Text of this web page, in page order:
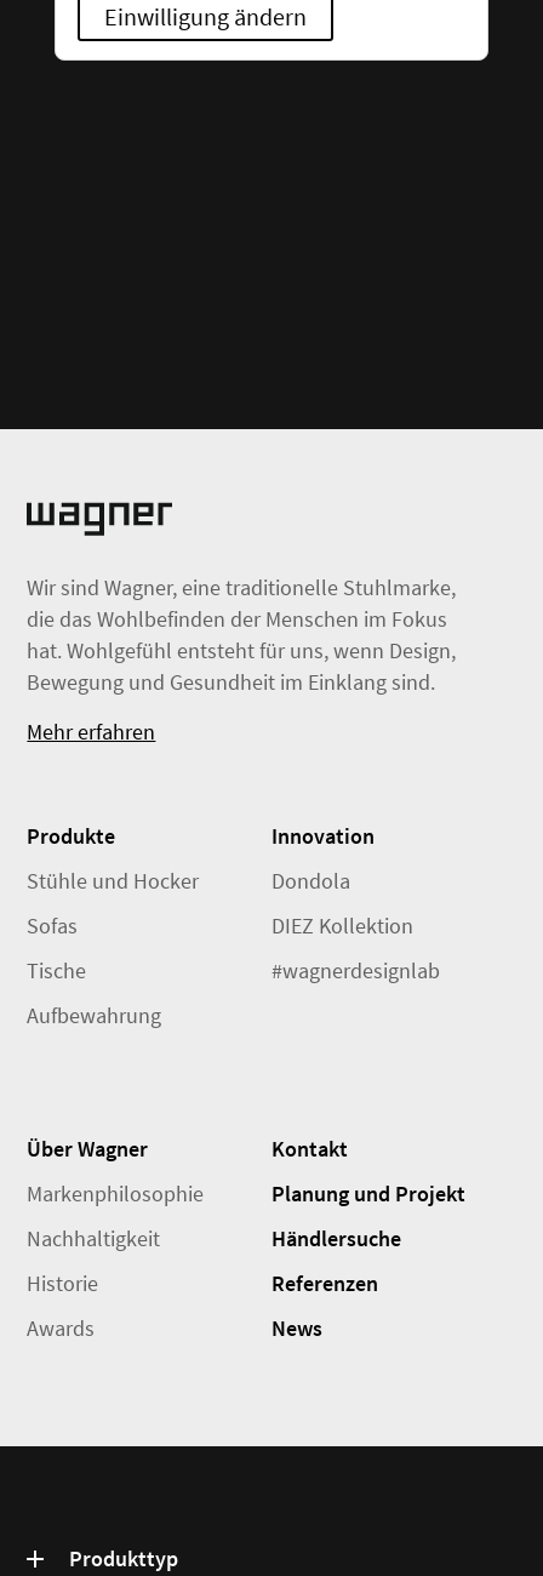
Einwilligung ändern
Wir sind Wagner, eine traditionelle Stuhlmarke,
die das Wohlbefinden der Menschen im Fokus
hat. Wohlgefühl entsteht für uns, wenn Design,
Bewegung und Gesundheit im Einklang sind.
Mehr erfahren
Produkte
Stühle und Hocker
Sofas
Tische
Aufbewahrung
Innovation
Dondola
DIEZ Kollektion
#wagnerdesignlab
Über Wagner
Markenphilosophie
Nachhaltigkeit
Historie
Awards
Kontakt
Planung und Projekt
Händlersuche
Referenzen
News
Produkttyp